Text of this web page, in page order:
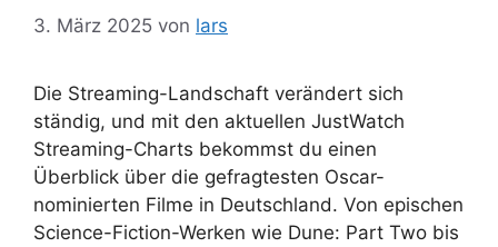
3. März 2025 von lars
Die Streaming-Landschaft verändert sich
ständig, und mit den aktuellen JustWatch
Streaming-Charts bekommst du einen
Überblick über die gefragtesten Oscar-
nominierten Filme in Deutschland. Von epischen
Science-Fiction-Werken wie Dune: Part Two bis